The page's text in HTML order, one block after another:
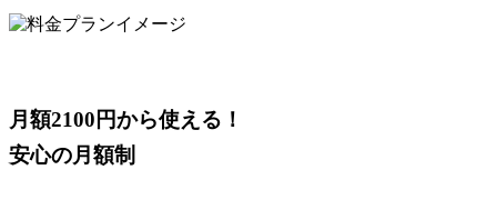
月額2100円から使える！
安心の月額制